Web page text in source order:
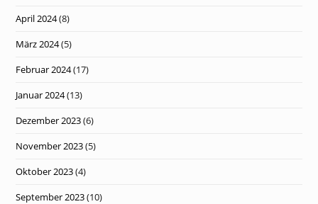
April 2024(8)
März 2024(5)
Februar 2024(17)
Januar 2024(13)
Dezember 2023(6)
November 2023(5)
Oktober 2023(4)
September 2023(10)